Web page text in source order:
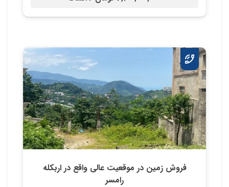
فروش زمین در موقعیت عالی واقع در اربکله
رامسر